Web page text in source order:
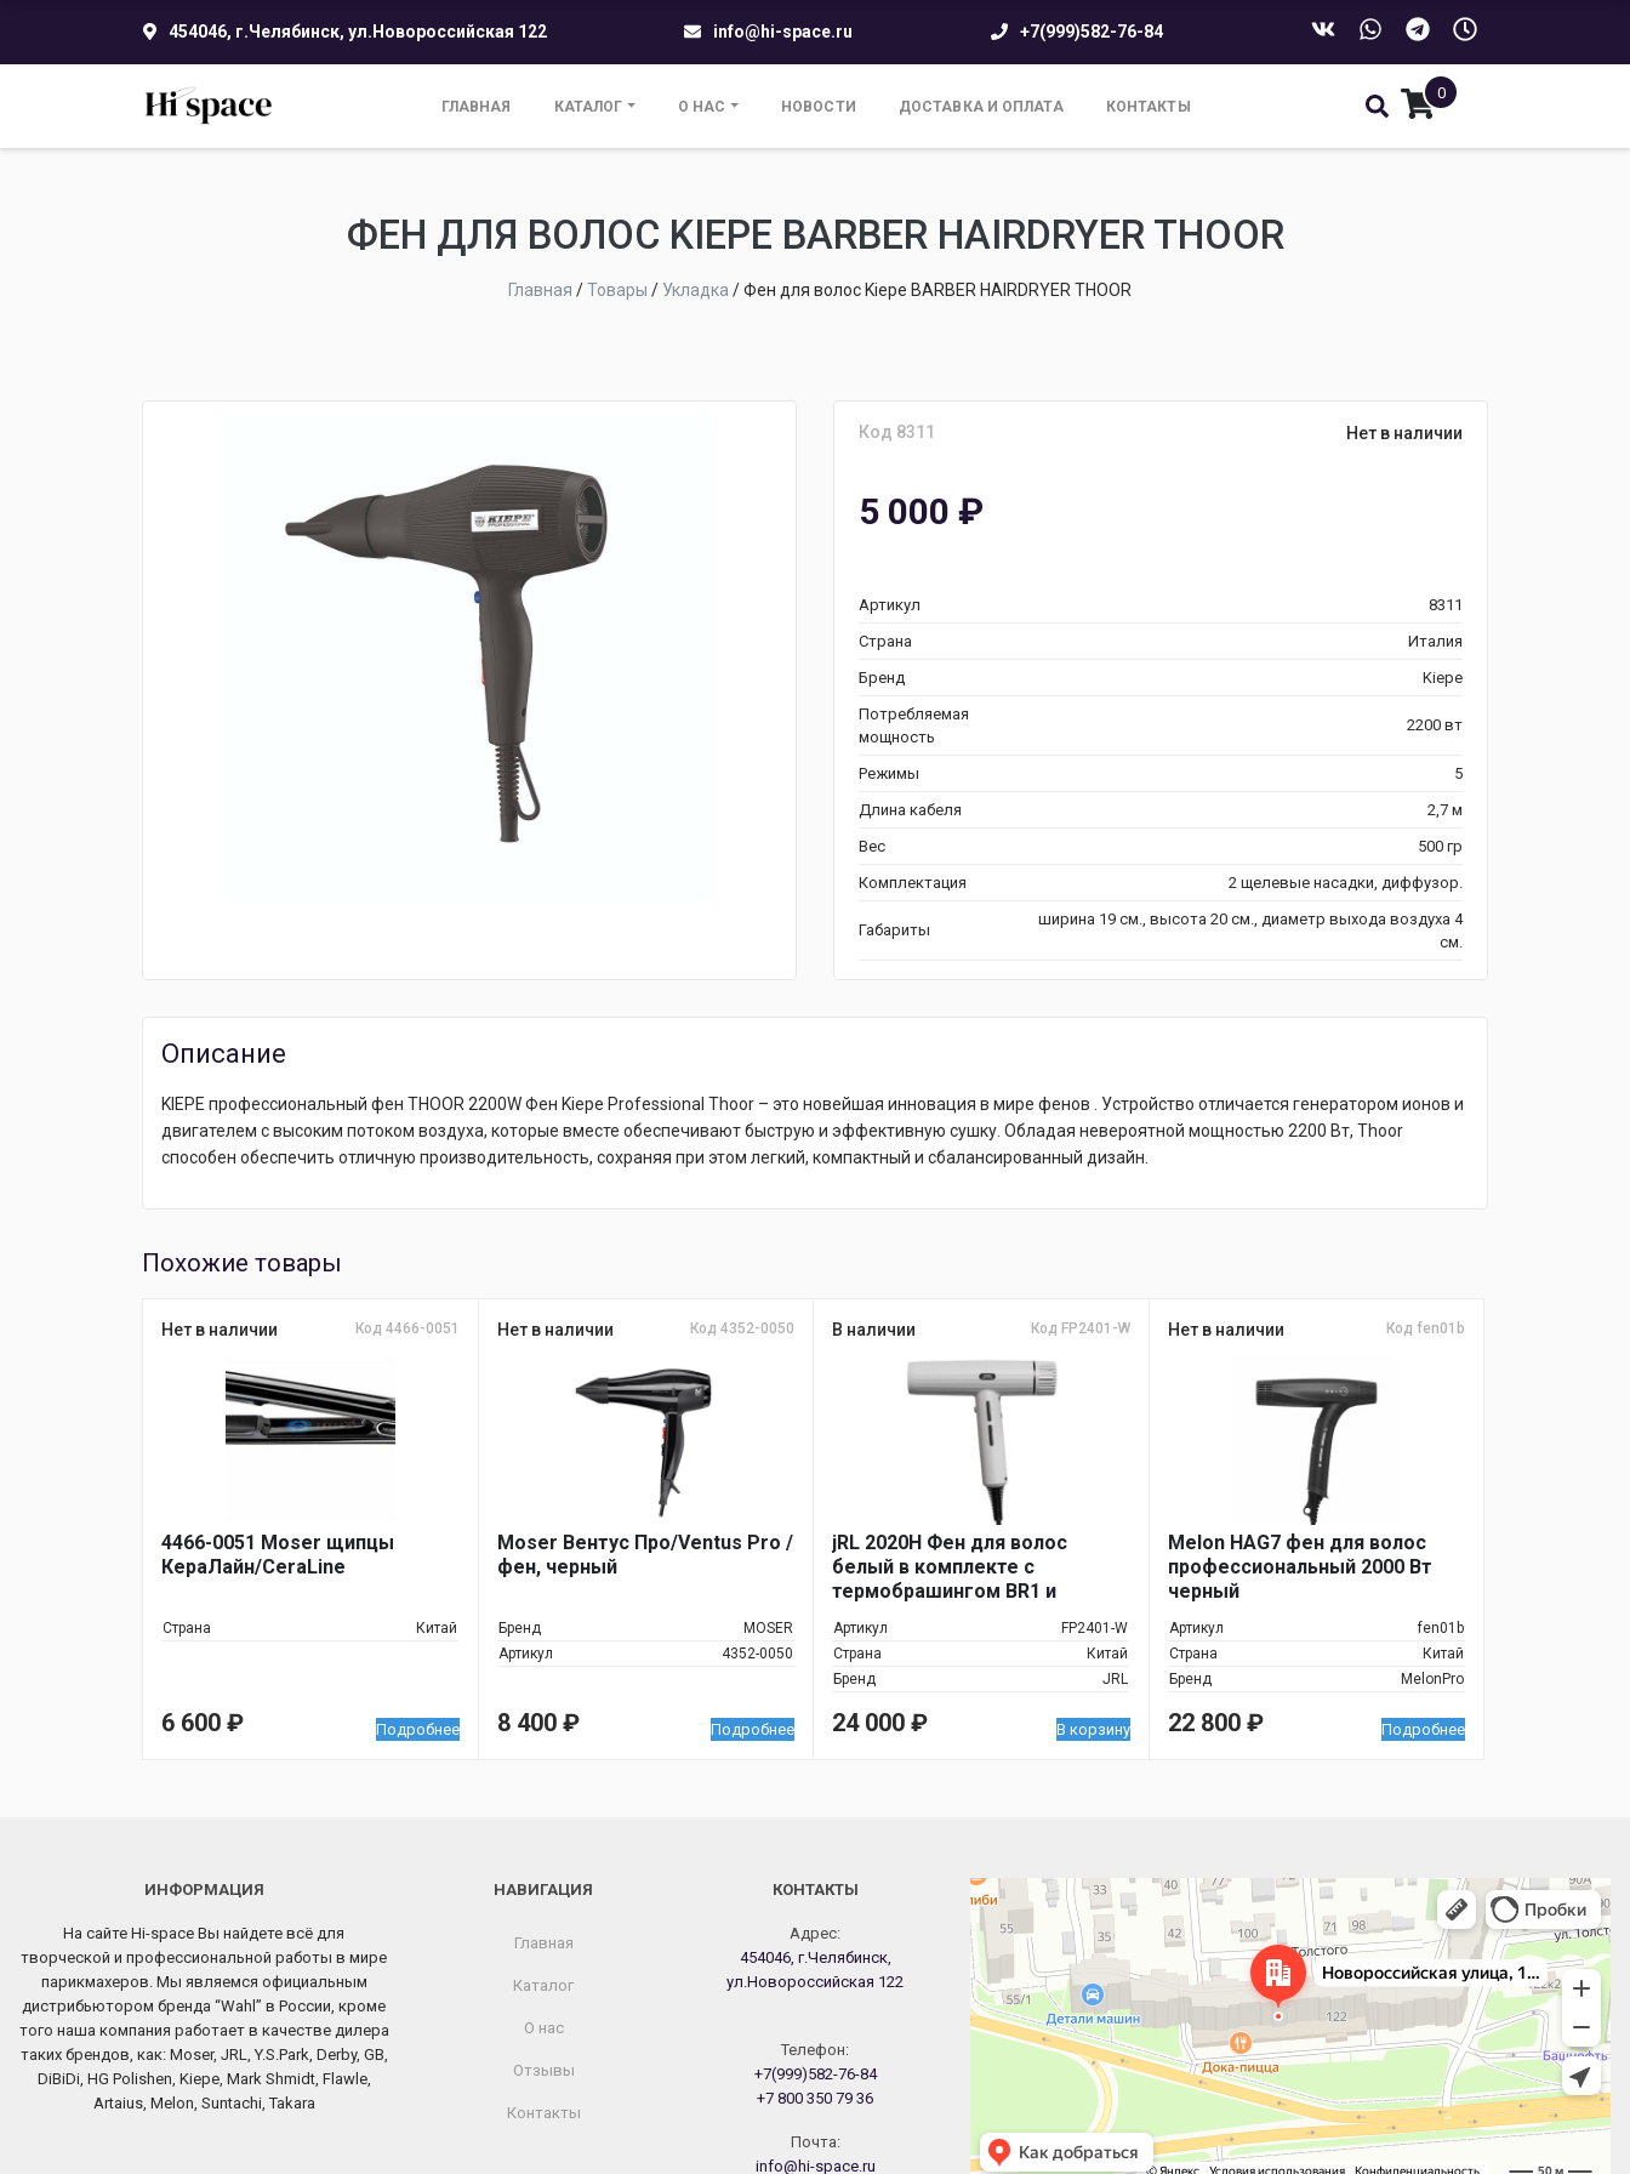
454046, г.Челябинск, ул.Новороссийская 122 info@hi-space.ru +7(999)582-76-84
ГЛАВНАЯ КАТАЛОГ О НАС НОВОСТИ ДОСТАВКА И ОПЛАТА КОНТАКТЫ
0
ФЕН ДЛЯ ВОЛОС KIEPE BARBER HAIRDRYER THOOR
Главная /Товары / Укладка /Фен для волос Kiepe BARBER HAIRDRYER THOOR
Код 8311 Нет в наличии
5 000 ₽
Артикул
8311
Страна
Италия
Бренд
Kiepe
Потребляемая
мощность
2200 вт
Режимы
5
Длина кабеля
2,7 м
Вес
500 гр
Комплектация
2 щелевые насадки, диффузор.
Габариты
ширина 19 см., высота 20 см., диаметр выхода воздуха 4
см.
Описание
KIEPE профессиональный фен THOOR 2200W Фен Kiepe Professional Thoor – это новейшая инновация в мире фенов . Устройство отличается генератором ионов и
двигателем с высоким потоком воздуха, которые вместе обеспечивают быструю и эффективную сушку. Обладая невероятной мощностью 2200 Вт, Thoor
способен обеспечить отличную производительность, сохраняя при этом легкий, компактный и сбалансированный дизайн.
Похожие товары
Нет в наличии Код 4466-0051
4466-0051 Moser щипцы
КераЛайн/CeraLine
Страна Китай
6 600 ₽ Подробнее
Нет в наличии Код 4352-0050
Moser Вентус Про/Ventus Pro /
фен, черный
Бренд
MOSER
Артикул
4352-0050
8 400 ₽ Подробнее
В наличии Код FP2401-W
jRL 2020H Фен для волос
белый в комплекте с
термобрашингом BR1 и
Артикул
FP2401-W
Страна
Китай
Бренд
JRL
24 000 ₽ В корзину
Нет в наличии Код fen01b
Melon HAG7 фен для волос
профессиональный 2000 Вт
черный
Артикул
fen01b
Страна
Китай
Бренд
MelonPro
22 800 ₽ Подробнее
ИНФОРМАЦИЯ
На сайте Hi-space Вы найдете всё для
творческой и профессиональной работы в мире
парикмахеров. Мы являемся официальным
дистрибьютором бренда “Wahl” в России, кроме
того наша компания работает в качестве дилера
таких брендов, как: Moser, JRL, Y.S.Park, Derby, GB,
DiBiDi, HG Polishen, Kiepe, Mark Shmidt, Flawle,
Artaius, Melon, Suntachi, Takara
НАВИГАЦИЯ
Главная
Каталог
О нас
Отзывы
Контакты
КОНТАКТЫ
Адрес:
454046, г.Челябинск,
ул.Новороссийская 122
Телефон:
+7(999)582-76-84
+7 800 350 79 36
Почта:
info@hi-space.ru
Челябинск
Новороссийская улица, 122 — Яндекс.Карты